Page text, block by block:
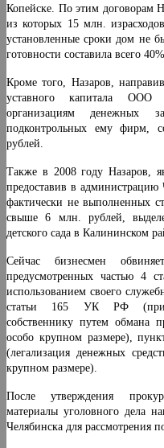
Копейске. По этим договорам
из которых 15 млн.
установленные сроки дом не
готовности составила всего
Кроме того, Назаров,
уставного капитала ООО
организациям денежных
подконтрольных ему фирм,
рублей.
Также в 2008 году Назаров,
предоставив в
фактически не выполненных
свыше 6 млн. рублей,
детского сада в Калининском
Сейчас бизнесмен
предусмотренных частью 4
использованием своего
статьи 165 УК РФ
собственнику путем обмана
особо крупном размере),
(легализация денежных
крупном размере).
После утверждения
материалы уголовного дела
Челябинска для рассмотрения